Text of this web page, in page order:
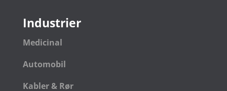
Industrier
Medicinal
Automobil
Kabler & Rør